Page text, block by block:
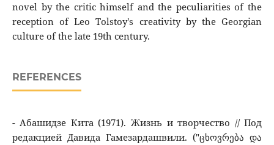
novel by the critic himself and the peculiarities of the
reception of Leo Tolstoy's creativity by the Georgian
culture of the late 19th century.
REFERENCES
- Абашидзе Кита (1971). Жизнь и творчество // Под
редакцией Давида Гамезардашвили. ("ცხოვრება და